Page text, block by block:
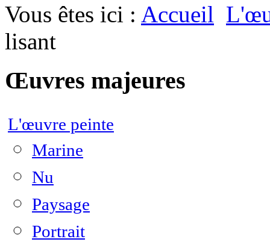
Vous êtes ici : Accueil
lisant
Œuvres majeures
L'œuvre peinte
Marine
Nu
Paysage
Portrait